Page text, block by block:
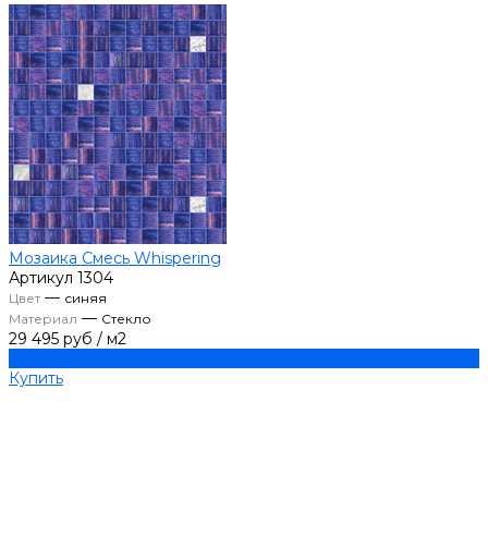
Мозаика Смесь Whispering
Артикул 1304
Цвет— синяя
Материал — Стекло
29 495 руб / м2
Купить